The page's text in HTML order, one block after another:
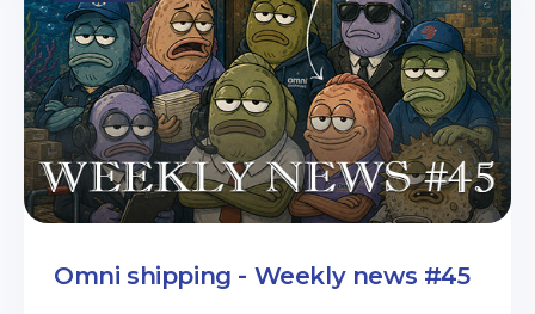
Omni shipping - Weekly news #45